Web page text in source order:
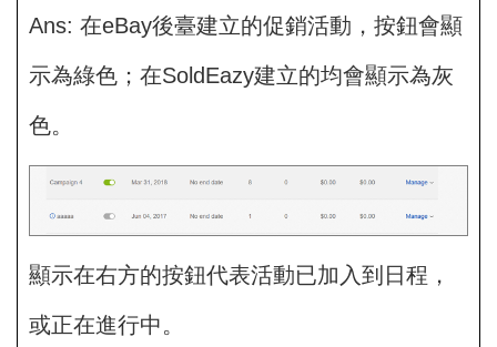
Ans: 在eBay後臺建立的促銷活動，按鈕會顯
示為綠色；在SoldEazy建立的均會顯示為灰
色。
顯示在右方的按鈕代表活動已加入到日程，
或正在進行中。